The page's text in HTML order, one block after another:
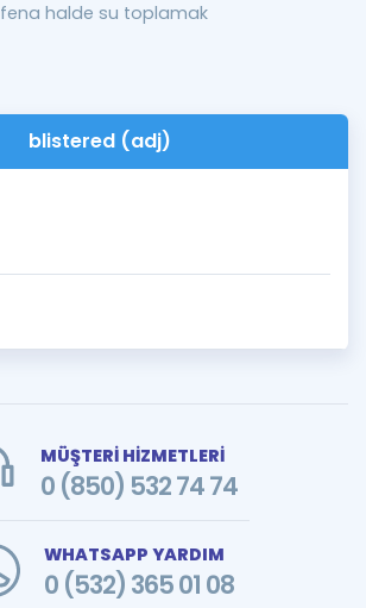
fena halde su toplamak
blistered (adj)
MÜŞTERİ HİZMETLERİ
0 (850) 532 74 74
WHATSAPP YARDIM
0 (532) 365 01 08